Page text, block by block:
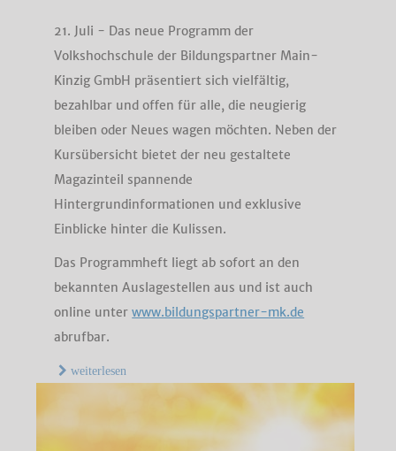
21. Juli - Das neue Programm der
Volkshochschule der Bildungspartner Main-
Kinzig GmbH präsentiert sich vielfältig,
bezahlbar und offen für alle, die neugierig
bleiben oder Neues wagen möchten. Neben der
Kursübersicht bietet der neu gestaltete
Magazinteil spannende
Hintergrundinformationen und exklusive
Einblicke hinter die Kulissen.
Das Programmheft liegt ab sofort an den
bekannten Auslagestellen aus und ist auch
online unterwww.bildungspartner-mk.de
abrufbar.
weiterlesen